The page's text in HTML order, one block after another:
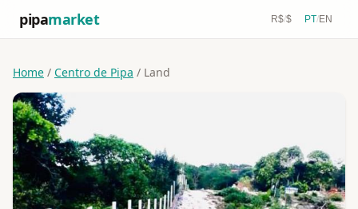
pipamarket R$/$ PT/EN
Home / Centro de Pipa / Land